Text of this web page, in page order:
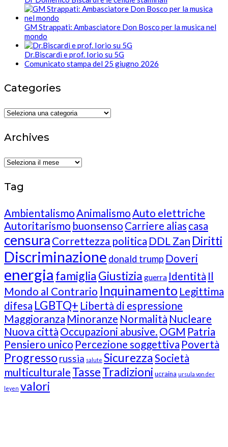
GM Strappati: Ambasciatore Don Bosco per la musica nel
mondo
Dr.Biscardi e prof. Iorio su 5G
Comunicato stampa del 25 giugno 2026
Categories
Categories
Archives
Archives
Tag
Ambientalismo Animalismo Auto elettriche
Autoritarismo buonsenso Carriere alias casa
censura Correttezza politica DDL Zan Diritti
Discriminazione donald trump Doveri
energia famigliaGiustizia guerra Identità Il
Mondo al Contrario Inquinamento Legittima
difesa LGBTQ+ Libertà di espressione
Maggioranza Minoranze Normalità Nucleare
Nuova città Occupazioni abusive. OGM Patria
Pensiero unico Percezione soggettiva Povertà
Progresso russia salute SicurezzaSocietà
multiculturale TasseTradizioni ucraina ursula von der
leyen valori